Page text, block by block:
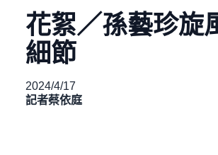
花絮／孫藝珍
細節
2024/4/17
記者蔡依庭